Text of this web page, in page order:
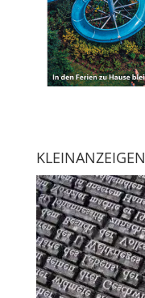
KLEINANZEIGEN